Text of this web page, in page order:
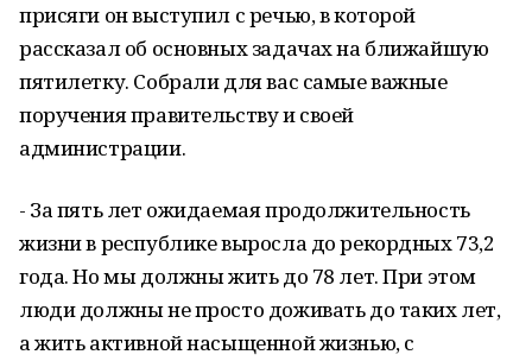
присяги он выступил с речью, в которой
рассказал об основных задачах на ближайшую
пятилетку. Собрали для вас самые важные
поручения правительству и своей
администрации.
- За пять лет ожидаемая продолжительность
жизни в республике выросла до рекордных 73,2
года. Но мы должны жить до 78 лет. При этом
люди должны не просто доживать до таких лет,
а жить активной насыщенной жизнью, с